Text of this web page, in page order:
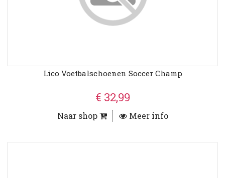
Lico Voetbalschoenen Soccer Champ
€ 32,99
Naar shop Meer info